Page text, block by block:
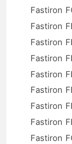
Fastiron
Fastiron
Fastiron
Fastiron
Fastiron
Fastiron
Fastiron
Fastiron
Fastiron